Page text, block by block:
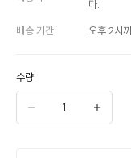
다.
배송 기간 오후 2시
수량